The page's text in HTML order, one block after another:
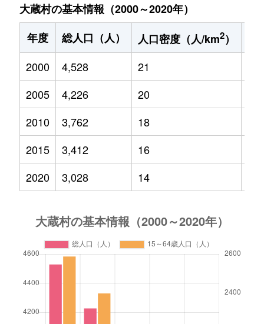
大蔵村の基本情報（2000～2020年）
年度
総人口（人） 人口密度（人/km2）
2000
4,528 21
2005
4,226 20
2010
3,762 18
2015
3,412 16
2020
3,028 14